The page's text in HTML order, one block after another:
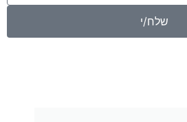
שלח/י